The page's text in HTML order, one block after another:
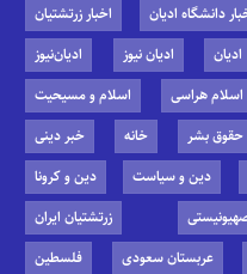
دانشگاه ادیان
اخبار زرتشتیان
ادیان ادیان نیوز
ادیان‌نیوز
اسلام هراسی
اسلام و مسیحیت
حقوق بشر خانه
خبر دینی
دین و سیاست
دین و کرونا
زرتشتیان ایران
عربستان سعودی فلسطین